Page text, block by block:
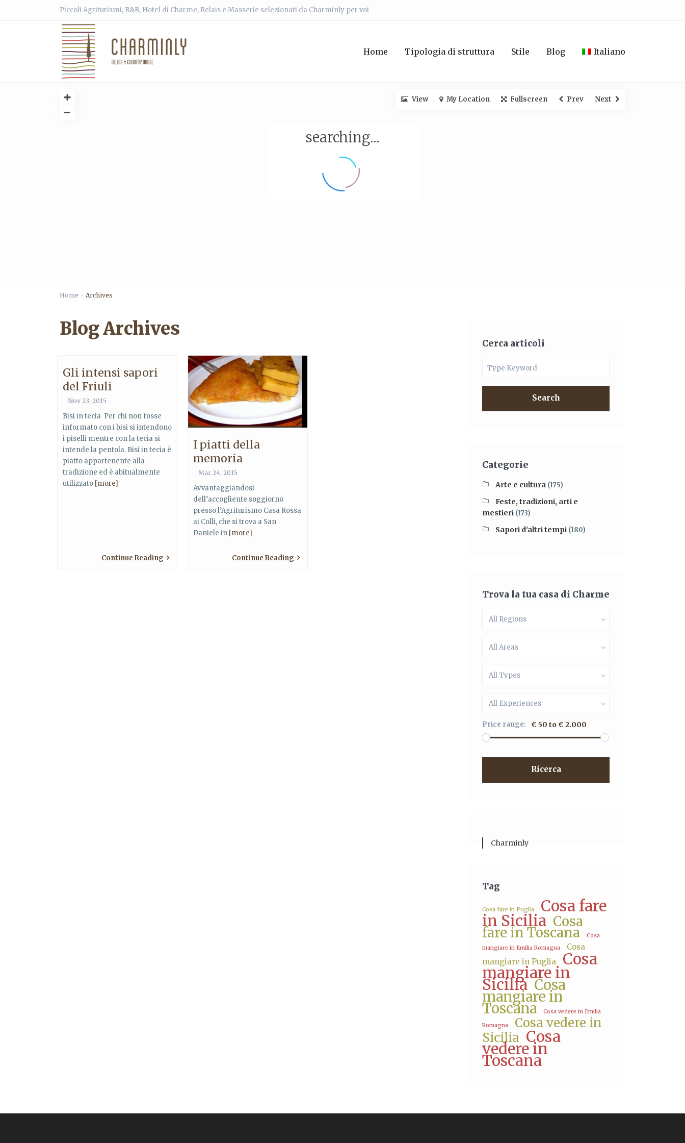
Piccoli Agriturismi, B&B, Hotel di Charme, Relais e Masserie selezionati da Charminly per voi
Home Tipologia di struttura Stile Blog Italiano
searching...
View My Location Fullscreen Prev Next
Home Archives
Blog Archives
Gli intensi sapori
del Friuli
Nov 23, 2015
Bisi in tecia Per chi non fosse
informato con i bisi si intendono
i piselli mentre con la tecia si
intende la pentola. Bisi in tecia è
piatto appartenente alla
tradizione ed è abitualmente
utilizzato [more]
Continue Reading
I piatti della
memoria
Mar 24, 2015
Avvantaggiandosi
dell’accogliente soggiorno
presso l’Agriturismo Casa Rossa
ai Colli, che si trova a San
Daniele in [more]
Continue Reading
Cerca articoli
Search
Categorie
Arte e cultura (175)
Feste, tradizioni, arti e
mestieri (173)
Sapori d'altri tempi (180)
Trova la tua casa di Charme
All Regions
All Areas
All Types
All Experiences
Price range: € 50 to € 2.000
Ricerca
Charminly
Tag
Cosa fare in Puglia Cosa fare
in Sicilia Cosa
fare in Toscana
Cosa
mangiare in Emilia Romagna
Cosa
mangiare in Puglia
Cosa
mangiare in
Sicilia Cosa
mangiare in
Toscana Cosa vedere in Emilia
Romagna
Cosa vedere in
Sicilia Cosa
vedere in
Toscana